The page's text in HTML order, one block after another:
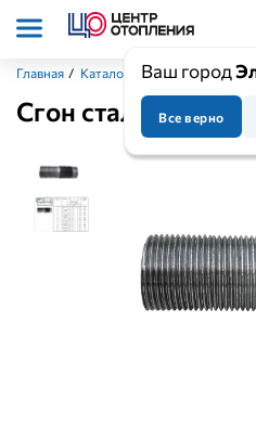
Ваш город
Все верно
Главная / Каталог Фитинги
Сгон стальной